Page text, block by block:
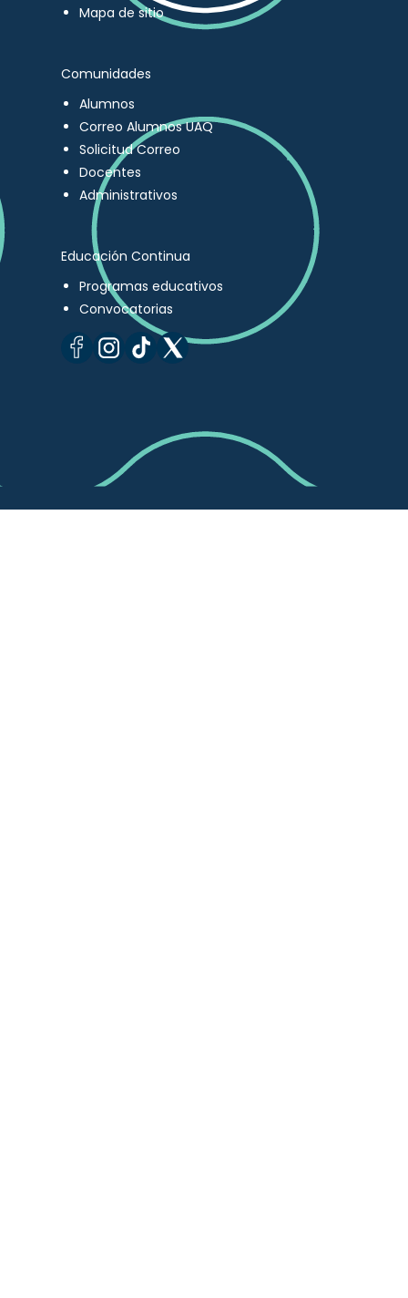
Mapa de sitio
Comunidades
Alumnos
Correo Alumnos UAQ
Solicitud Correo
Docentes
Administrativos
Educación Continua
Programas educativos
Convocatorias